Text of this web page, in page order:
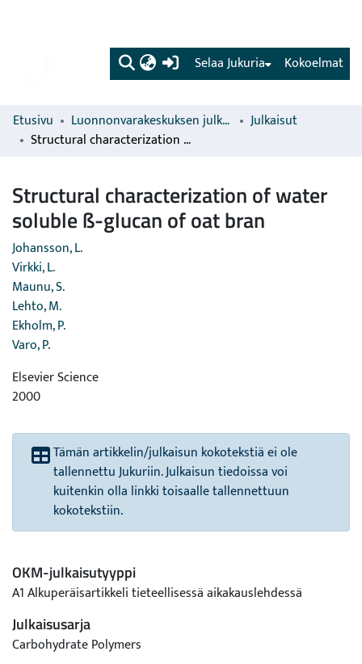
(current) Kokoelmat
Selaa Jukuria
Etusivu Luonnonvarakeskuksen julkaisut
Julkaisut
Structural characterization of water soluble ß-glucan of oat bran
Structural characterization of water
soluble ß-glucan of oat bran
Johansson, L.
Virkki, L.
Maunu, S.
Lehto, M.
Ekholm, P.
Varo, P.
Elsevier Science
2000
Tämän artikkelin/julkaisun kokotekstiä ei ole
tallennettu Jukuriin. Julkaisun tiedoissa voi
kuitenkin olla linkki toisaalle tallennettuun
kokotekstiin.
OKM-julkaisutyyppi
A1 Alkuperäisartikkeli tieteellisessä aikakauslehdessä
Julkaisusarja
Carbohydrate Polymers